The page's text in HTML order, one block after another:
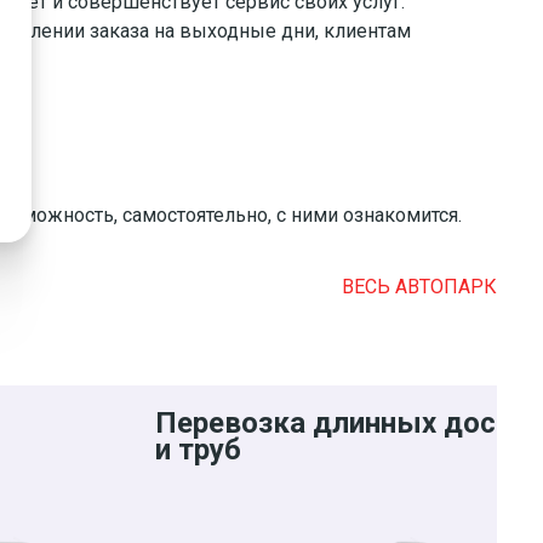
заказа на выходные дни, клиентам
самостоятельно, с ними ознакомится.
ВЕСЬ АВТОПАРК
Перевозка длинных досок
и труб